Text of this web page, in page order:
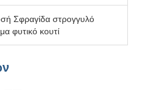
Σφραγίδα στρογγυλό
φυτικό κουτί